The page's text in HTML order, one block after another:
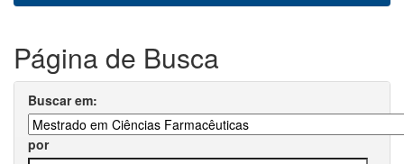
Página de Busca
Buscar em:
por